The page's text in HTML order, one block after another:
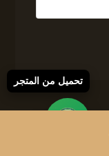
تحميل من المتجر